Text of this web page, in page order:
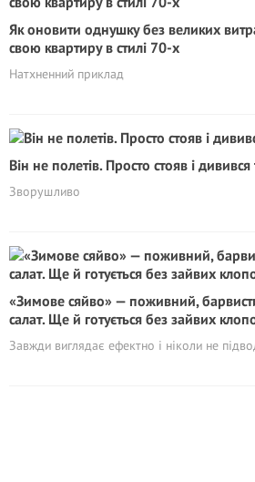
Як оновити однушку без великих
свою квартиру в стилі 70-х
Натхненний приклад
Він не полетів. Просто стояв і
Зворушливо
«Зимове сяйво» — поживний,
салат. Ще й готується без зайвих
Завжди виглядає ефектно і ніколи не